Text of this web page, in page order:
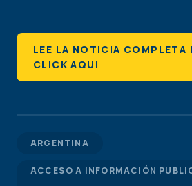
LEE LA NOTICIA COMPLETA
CLICK AQUI
ARGENTINA
ACCESO A INFORMACIÓN